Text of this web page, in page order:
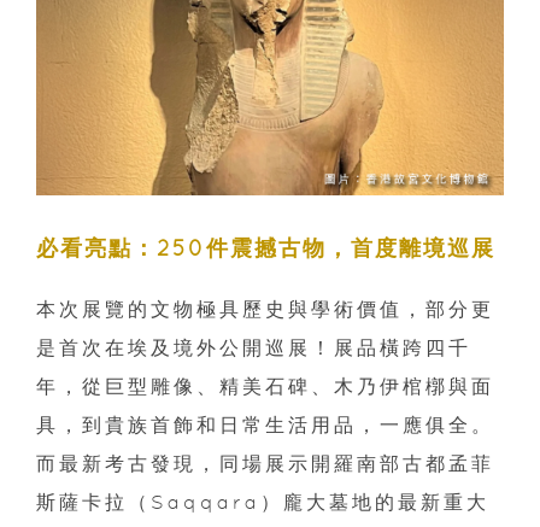
必看亮點：250件震撼古物，首度離境巡展
本次展覽的文物極具歷史與學術價值，部分更
是首次在埃及境外公開巡展！展品橫跨四千
年，從巨型雕像、精美石碑、木乃伊棺槨與面
具，到貴族首飾和日常生活用品，一應俱全。
而最新考古發現，同場展示開羅南部古都孟菲
斯薩卡拉（Saqqara）龐大墓地的最新重大